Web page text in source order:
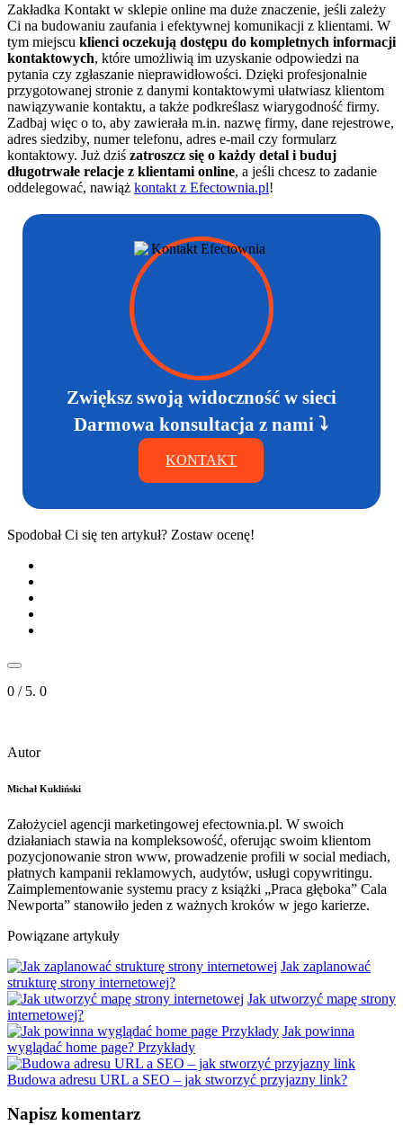
Zakładka Kontakt w sklepie online ma duże znaczenie, jeśli zależy
Ci na budowaniu zaufania i efektywnej komunikacji z klientami. W
tym miejscu klienci oczekują dostępu do kompletnych informacji
kontaktowych, które umożliwią im uzyskanie odpowiedzi na
pytania czy zgłaszanie nieprawidłowości. Dzięki profesjonalnie
przygotowanej stronie z danymi kontaktowymi ułatwiasz klientom
nawiązywanie kontaktu, a także podkreślasz wiarygodność firmy.
Zadbaj więc o to, aby zawierała m.in. nazwę firmy, dane rejestrowe,
adres siedziby, numer telefonu, adres e-mail czy formularz
kontaktowy. Już dziś zatroszcz się o każdy detal i buduj
długotrwałe relacje z klientami online, a jeśli chcesz to zadanie
oddelegować, nawiąż kontakt z Efectownia.pl!
Zwiększ swoją widoczność w sieci
Darmowa konsultacja z nami ⤵
KONTAKT
Spodobał Ci się ten artykuł? Zostaw ocenę!
0 / 5. 0
Autor
Michał Kukliński
Założyciel agencji marketingowej efectownia.pl. W swoich
działaniach stawia na kompleksowość, oferując swoim klientom
pozycjonowanie stron www, prowadzenie profili w social mediach,
płatnych kampanii reklamowych, audytów, usługi copywritingu.
Zaimplementowanie systemu pracy z książki „Praca głęboka” Cala
Newporta” stanowiło jeden z ważnych kroków w jego karierze.
Powiązane artykuły
Jak zaplanować
strukturę strony internetowej?
Jak utworzyć mapę strony
internetowej?
Jak powinna
wyglądać home page? Przykłady
Budowa adresu URL a SEO – jak stworzyć przyjazny link?
Napisz komentarz